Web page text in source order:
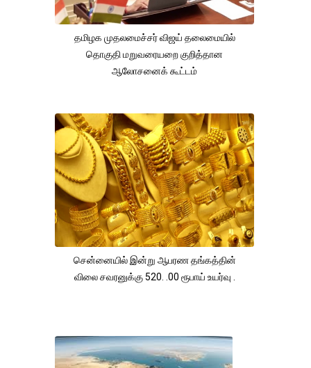
தமிழக முதலமைச்சர் விஜய் தலைமையில்
தொகுதி மறுவரையறை குறித்தான
ஆலோசனைக் கூட்டம்
சென்னையில் இன்று ஆபரண தங்கத்தின்
விலை சவரனுக்கு 520. .00 ரூபாய் உயர்வு .